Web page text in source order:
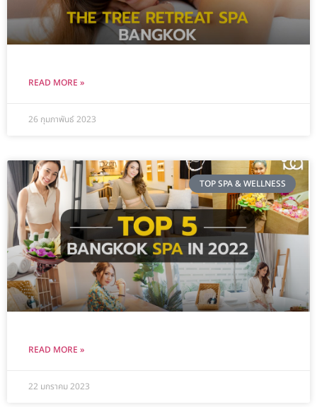
READ MORE »
26 กุมภาพันธ์ 2023
TOP SPA & WELLNESS
READ MORE »
22 มกราคม 2023